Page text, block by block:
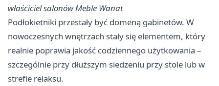
właściciel salonów Meble Wanat
Podłokietniki przestały być domeną gabinetów. W
nowoczesnych wnętrzach stały się elementem, który
realnie poprawia jakość codziennego użytkowania –
szczególnie przy dłuższym siedzeniu przy stole lub w
strefie relaksu.